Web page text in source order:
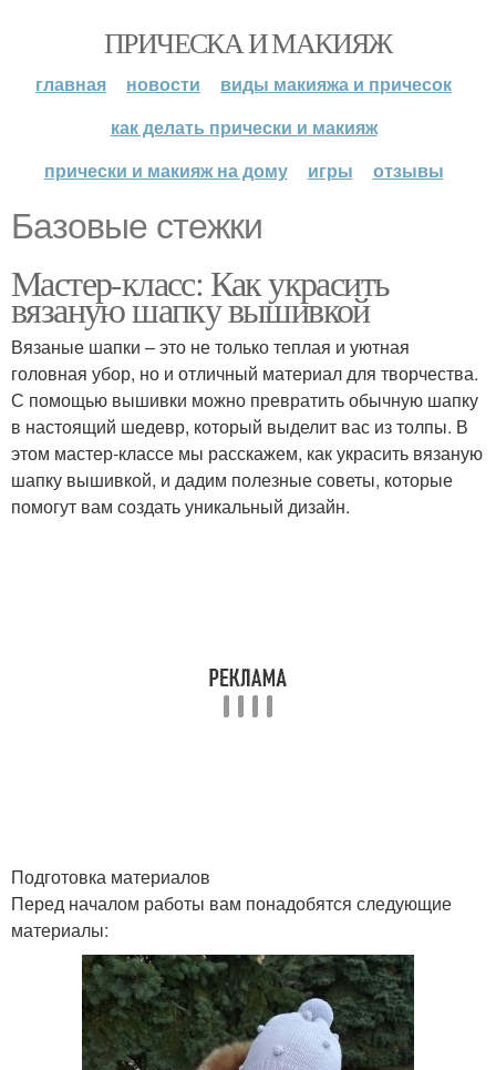
ПРИЧЕСКА И МАКИЯЖ
главная новости
виды макияжа и причесок
как делать прически и макияж
прически и макияж на дому
игры отзывы
Базовые стежки
Мастер-класс: Как украсить
вязаную шапку вышивкой
Вязаные шапки – это не только теплая и уютная
головная убор, но и отличный материал для творчества.
С помощью вышивки можно превратить обычную шапку
в настоящий шедевр, который выделит вас из толпы. В
этом мастер-классе мы расскажем, как украсить вязаную
шапку вышивкой, и дадим полезные советы, которые
помогут вам создать уникальный дизайн.
Подготовка материалов
Перед началом работы вам понадобятся следующие
материалы: